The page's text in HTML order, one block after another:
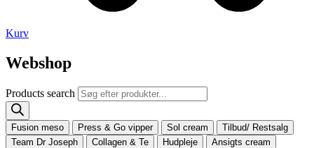
Kurv
Webshop
Products search
Fusion meso Press & Go vipper Sol cream
Tilbud/ Restsalg
Team Dr Joseph
Collagen & Te Hudpleje
Ansigts cream